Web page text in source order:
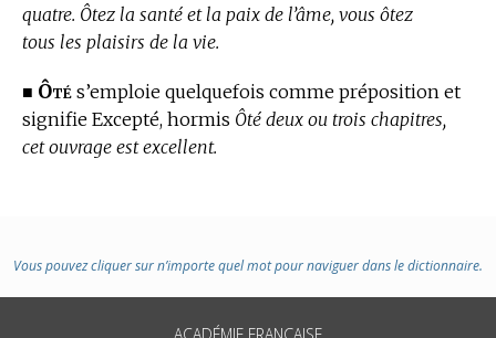
quatre. Ôtez la santé et la paix de l’âme, vous ôtez
tous les plaisirs de la vie.
■ Ôté s’emploie quelquefois comme préposition et
signifie Excepté, hormis Ôté deux ou trois chapitres,
cet ouvrage est excellent.
Vous pouvez cliquer sur n’importe quel mot pour naviguer dans le dictionnaire.